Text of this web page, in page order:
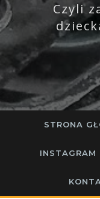
Czyli
STRONA
INSTAGRAM